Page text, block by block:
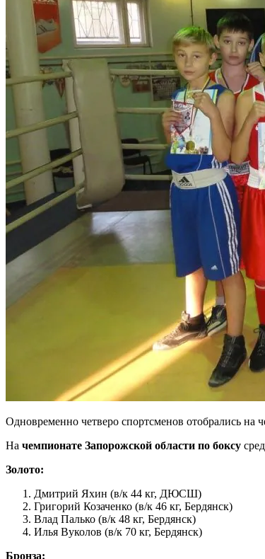
Одновременно четверо спортсменов отобрались на
На чемпионате Запорожской области по боксу
Золото:
Дмитрий Яхин (в/к 44 кг, ДЮСШ)
Григорий Козаченко (в/к 46 кг, Бердянск)
Влад Палько (в/к 48 кг, Бердянск)
Илья Вуколов (в/к 70 кг, Бердянск)
Бронза: